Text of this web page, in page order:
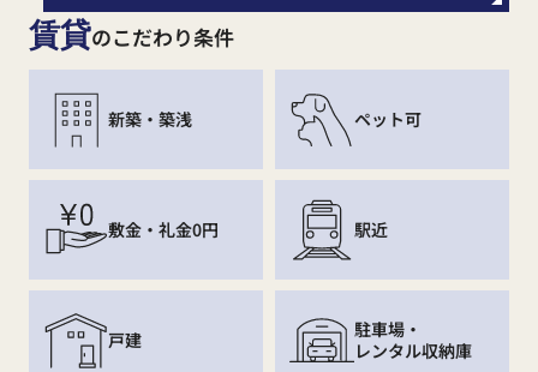
賃貸のこだわり条件
新築・築浅 ペット可
敷金・礼金0円 駅近
戸建
駐車場・
レンタル収納庫